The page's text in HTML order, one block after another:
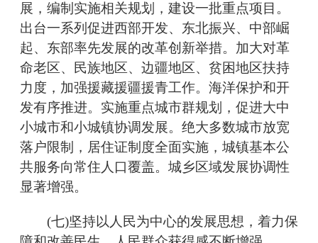
展，编制实施相关规划，建设一批重点项目。
出台一系列促进西部开发、东北振兴、中部崛
起、东部率先发展的改革创新举措。加大对革
命老区、民族地区、边疆地区、贫困地区扶持
力度，加强援藏援疆援青工作。海洋保护和开
发有序推进。实施重点城市群规划，促进大中
小城市和小城镇协调发展。绝大多数城市放宽
落户限制，居住证制度全面实施，城镇基本公
共服务向常住人口覆盖。城乡区域发展协调性
显著增强。
(七)坚持以人民为中心的发展思想，着力保